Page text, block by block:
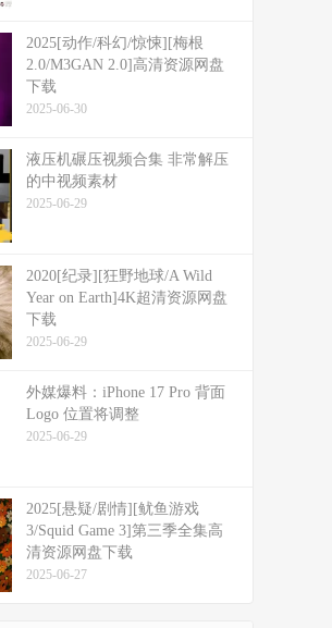
2025[动作/科幻/惊悚][梅根
2.0/M3GAN 2.0]高清资源网盘
下载
2025-06-30
液压机碾压视频合集 非常解压
的中视频素材
2025-06-29
2020[纪录][狂野地球/A Wild
Year on Earth]4K超清资源网盘
下载
2025-06-29
外媒爆料：​​iPhone 17 Pro 背面
Logo 位置将调整​​
2025-06-29
2025[悬疑/剧情][鱿鱼游戏
3/Squid Game 3]第三季全集高
清资源网盘下载
2025-06-27